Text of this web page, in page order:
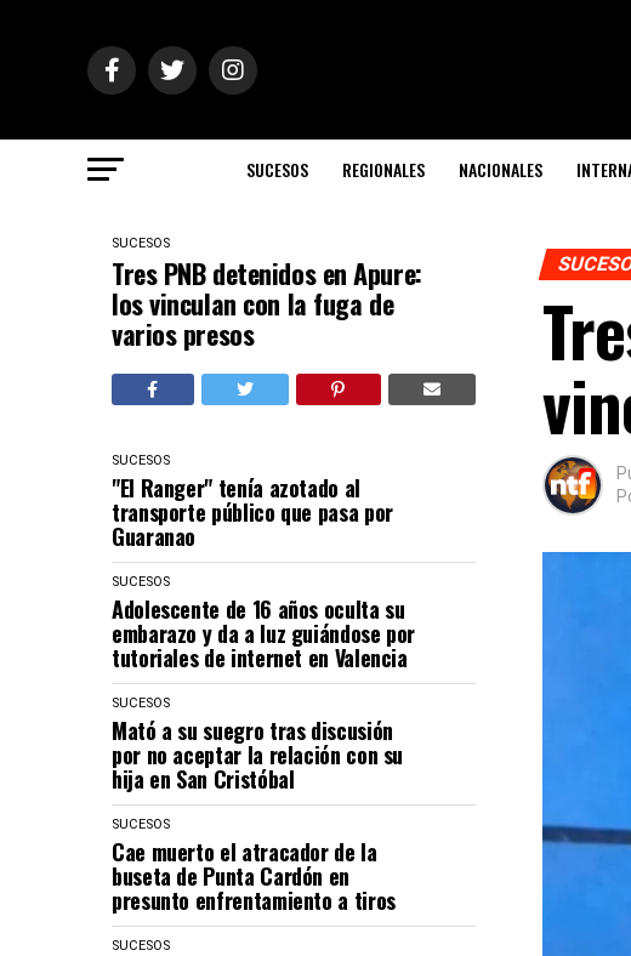
SUCESOS REGIONALES NACIONALES
SUCESOS
Tres PNB detenidos en Apure:
los vinculan con la fuga de
varios presos
SUCESOS
"El Ranger" tenía azotado al
transporte público que pasa por
Guaranao
SUCESOS
Adolescente de 16 años oculta su
embarazo y da a luz guiándose por
tutoriales de internet en Valencia
SUCESOS
Mató a su suegro tras discusión
por no aceptar la relación con su
hija en San Cristóbal
SUCESOS
Cae muerto el atracador de la
buseta de Punta Cardón en
presunto enfrentamiento a tiros
SUCESOS